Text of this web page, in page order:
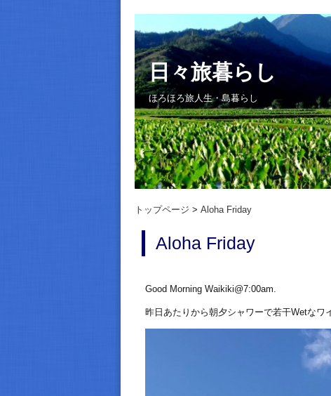
日々旅暮らし
ほろほろ旅人生・島暮らし
トップページ Aloha Friday
Aloha Friday
Good Morning Waikiki@7:00am.
昨日あたりから朝夕シャワーで若干Wetなワ